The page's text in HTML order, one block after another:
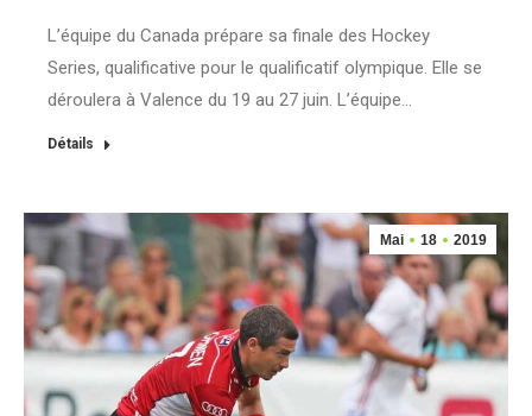
L’équipe du Canada prépare sa finale des Hockey
Series, qualificative pour le qualificatif olympique. Elle se
déroulera à Valence du 19 au 27 juin. L’équipe…
Détails
Mai 18 2019